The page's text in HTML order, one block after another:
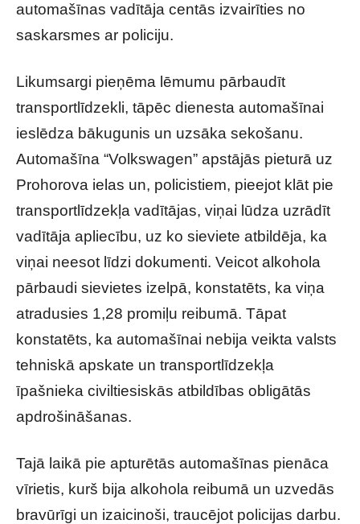
automašīnas vadītāja centās izvairīties no
saskarsmes ar policiju.
Likumsargi pieņēma lēmumu pārbaudīt
transportlīdzekli, tāpēc dienesta automašīnai
ieslēdza bākugunis un uzsāka sekošanu.
Automašīna “Volkswagen” apstājās pieturā uz
Prohorova ielas un, policistiem, pieejot klāt pie
transportlīdzekļa vadītājas, viņai lūdza uzrādīt
vadītāja apliecību, uz ko sieviete atbildēja, ka
viņai neesot līdzi dokumenti. Veicot alkohola
pārbaudi sievietes izelpā, konstatēts, ka viņa
atradusies 1,28 promiļu reibumā. Tāpat
konstatēts, ka automašīnai nebija veikta valsts
tehniskā apskate un transportlīdzekļa
īpašnieka civiltiesiskās atbildības obligātās
apdrošināšanas.
Tajā laikā pie apturētās automašīnas pienāca
vīrietis, kurš bija alkohola reibumā un uzvedās
bravūrīgi un izaicinoši, traucējot policijas darbu.